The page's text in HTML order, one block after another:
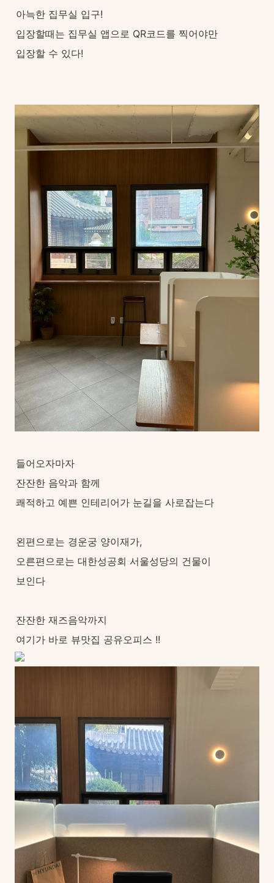
아늑한 집무실 입구!
입장할때는 집무실 앱으로 QR코드를 찍어야만
입장할 수 있다!
들어오자마자
잔잔한 음악과 함께
쾌적하고 예쁜 인테리어가 눈길을 사로잡는다
왼편으로는 경운궁 양이재가,
오른편으로는 대한성공회 서울성당의 건물이
보인다
잔잔한 재즈음악까지
여기가 바로 뷰맛집 공유오피스 !!